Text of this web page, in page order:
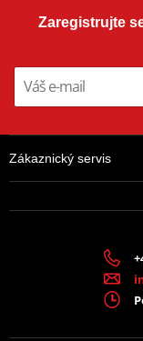
Zaregistrujte
Zákaznický servis